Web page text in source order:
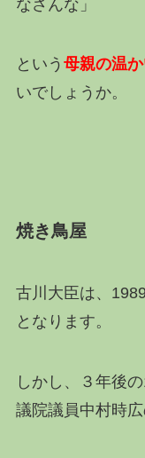
なさんな」
という 母親の温
いでしょうか。
焼き鳥屋
古川大臣は、
となります。
しかし、３年後
議院議員中村時